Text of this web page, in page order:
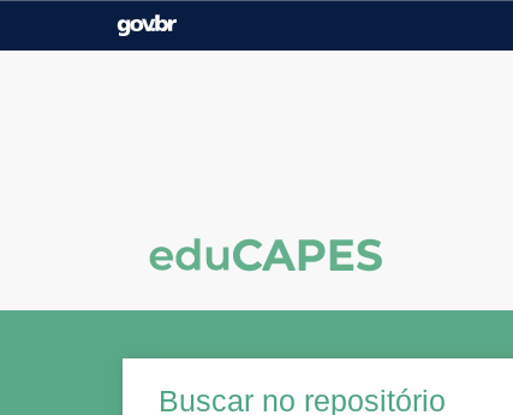
Institucional